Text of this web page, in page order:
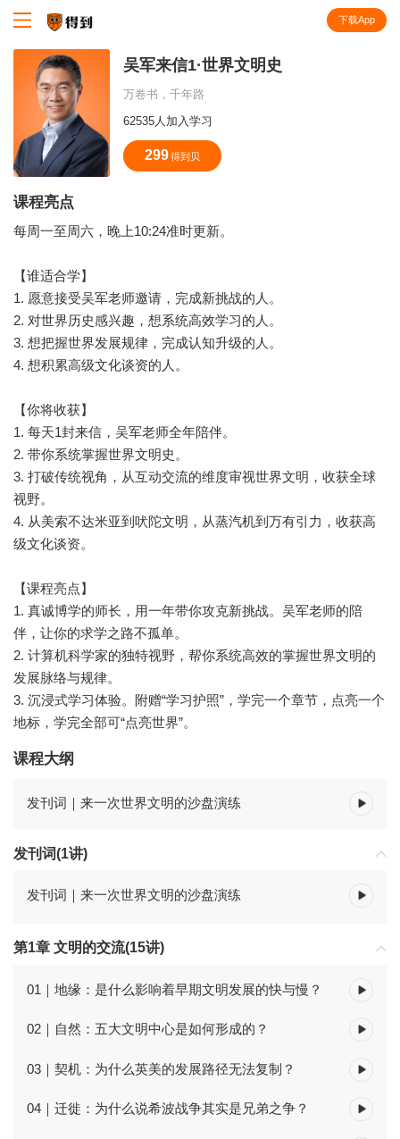
下载App
吴军来信1·世界文明史
万卷书，千年路
62535人加入学习
299 得到贝
课程亮点
每周一至周六，晚上10:24准时更新。
【谁适合学】
1. 愿意接受吴军老师邀请，完成新挑战的人。
2. 对世界历史感兴趣，想系统高效学习的人。
3. 想把握世界发展规律，完成认知升级的人。
4. 想积累高级文化谈资的人。
【你将收获】
1. 每天1封来信，吴军老师全年陪伴。
2. 带你系统掌握世界文明史。
3. 打破传统视角，从互动交流的维度审视世界文明，收获全球
视野。
4. 从美索不达米亚到吠陀文明，从蒸汽机到万有引力，收获高
级文化谈资。
【课程亮点】
1. 真诚博学的师长，用一年带你攻克新挑战。吴军老师的陪
伴，让你的求学之路不孤单。
2. 计算机科学家的独特视野，帮你系统高效的掌握世界文明的
发展脉络与规律。
3. 沉浸式学习体验。附赠“学习护照”，学完一个章节，点亮一个
地标，学完全部可“点亮世界”。
课程大纲
发刊词｜来一次世界文明的沙盘演练
发刊词(1讲)
发刊词｜来一次世界文明的沙盘演练
第1章 文明的交流(15讲)
01｜地缘：是什么影响着早期文明发展的快与慢？
02｜自然：五大文明中心是如何形成的？
03｜契机：为什么英美的发展路径无法复制？
04｜迁徙：为什么说希波战争其实是兄弟之争？